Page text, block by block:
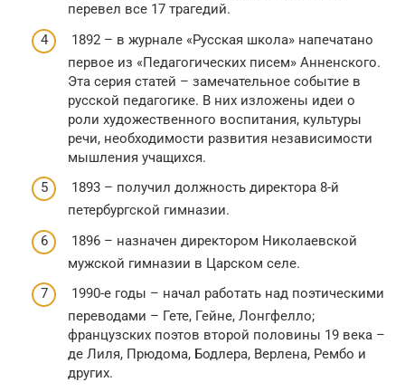
перевел все 17 трагедий.
1892 – в журнале «Русская школа» напечатано
первое из «Педагогических писем» Анненского.
Эта серия статей – замечательное событие в
русской педагогике. В них изложены идеи о
роли художественного воспитания, культуры
речи, необходимости развития независимости
мышления учащихся.
1893 – получил должность директора 8-й
петербургской гимназии.
1896 – назначен директором Николаевской
мужской гимназии в Царском селе.
1990-е годы – начал работать над поэтическими
переводами – Гете, Гейне, Лонгфелло;
французских поэтов второй половины 19 века –
де Лиля, Прюдома, Бодлера, Верлена, Рембо и
других.